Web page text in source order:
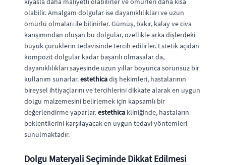
olabilir. Amalgam dolgular ise dayanıklılıkları ve uzun
ömürlü olmaları ile bilinirler. Gümüş, bakır, kalay ve civa
karışımından oluşan bu dolgular, özellikle arka dişlerdeki
büyük çürüklerin tedavisinde tercih edilirler. Estetik açıdan
kompozit dolgular kadar başarılı olmasalar da,
dayanıklılıkları sayesinde uzun yıllar boyunca sorunsuz bir
kullanım sunarlar.estethicadiş hekimleri, hastalarının
bireysel ihtiyaçlarını ve tercihlerini dikkate alarak en uygun
dolgu malzemesini belirlemek için kapsamlı bir
değerlendirme yaparlar.estethica kliniğinde, hastaların
beklentilerini karşılayacak en uygun tedavi yöntemleri
sunulmaktadır.
Dolgu Materyali Seçiminde Dikkat Edilmesi